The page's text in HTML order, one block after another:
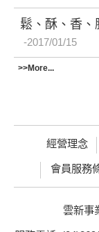
鬆、酥、香
2017/01/15
>>More...
經營理念
會員服務
雲新事